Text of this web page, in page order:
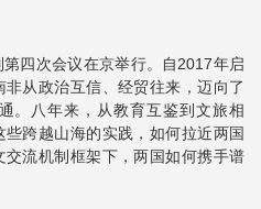
四次会议在京举行。自2017年启
从政治互信、经贸往来，迈向了
。八年来，从教育互鉴到文旅相
跨越山海的实践，如何拉近两国
交流机制框架下，两国如何携手谱